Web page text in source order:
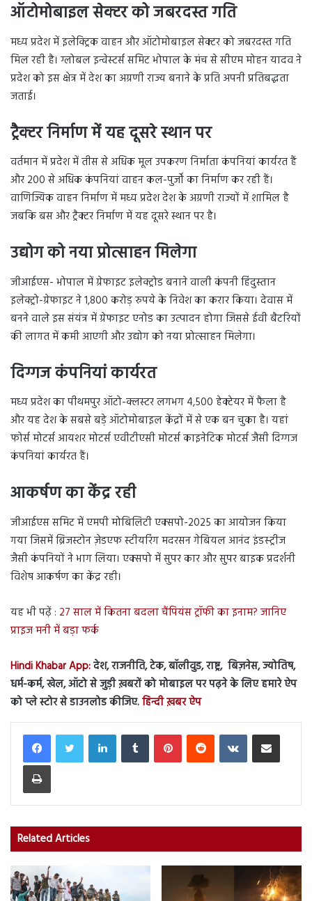
ऑटोमोबाइल सेक्टर को जबरदस्त गति
मध्य प्रदेश में इलेक्ट्रिक वाहन और ऑटोमोबाइल सेक्टर को जबरदस्त गति
मिल रही है। ग्लोबल इन्वेस्टर्स समिट भोपाल के मंच से सीएम मोहन यादव ने
प्रदेश को इस क्षेत्र में देश का अग्रणी राज्य बनाने के प्रति अपनी प्रतिबद्धता
जताई।
ट्रैक्टर निर्माण में यह दूसरे स्थान पर
वर्तमान में प्रदेश में तीस से अधिक मूल उपकरण निर्माता कंपनियां कार्यरत हैं
और 200 से अधिक कंपनियां वाहन कल-पुर्जों का निर्माण कर रही हैं।
वाणिज्यिक वाहन निर्माण में मध्य प्रदेश देश के अग्रणी राज्यों में शामिल है
जबकि बस और ट्रैक्टर निर्माण में यह दूसरे स्थान पर है।
उद्योग को नया प्रोत्साहन मिलेगा
जीआईएस- भोपाल में ग्रेफाइट इलेक्ट्रोड बनाने वाली कंपनी हिंदुस्तान
इलेक्ट्रो-ग्रेफाइट ने 1,800 करोड़ रुपये के निवेश का करार किया। देवास में
बनने वाले इस संयंत्र में ग्रेफाइट एनोड का उत्पादन होगा जिससे ईवी बैटरियों
की लागत में कमी आएगी और उद्योग को नया प्रोत्साहन मिलेगा।
दिग्गज कंपनियां कार्यरत
मध्य प्रदेश का पीथमपुर ऑटो-क्लस्टर लगभग 4,500 हेक्टेयर में फैला है
और यह देश के सबसे बड़े ऑटोमोबाइल केंद्रों में से एक बन चुका है। यहां
फोर्स मोटर्स आयशर मोटर्स एवीटीएसी मोटर्स काइनेटिक मोटर्स जैसी दिग्गज
कंपनियां कार्यरत हैं।
आकर्षण का केंद्र रही
जीआईएस समिट में एमपी मोबिलिटी एक्सपो-2025 का आयोजन किया
गया जिसमें ब्रिजस्टोन ज़ेडएफ स्टीयरिंग मदरसन गेबियल आनंद इंडस्ट्रीज
जैसी कंपनियों ने भाग लिया। एक्सपो में सुपर कार और सुपर बाइक प्रदर्शनी
विशेष आकर्षण का केंद्र रही।
यह भी पढ़ें : 27 साल में कितना बदला चैंपियंस ट्रॉफी का इनाम? जानिए
प्राइज मनी में बड़ा फर्क
Hindi Khabar App:देश, राजनीति, टेक, बॉलीवुड, राष्ट्र, बिज़नेस, ज्योतिष,
धर्म-कर्म, खेल, ऑटो से जुड़ी ख़बरों को मोबाइल पर पढ़ने के लिए हमारे ऐप
को प्ले स्टोर से डाउनलोड कीजिए.हिन्दी ख़बर ऐप
LinkedInTumblr PinterestReddit VKontakteShare via Email
Print
Related Articles